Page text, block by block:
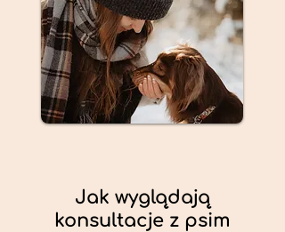
Jak wyglądają
konsultacje z psim